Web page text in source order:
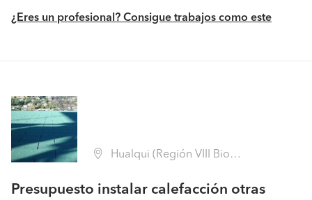
¿Eres un profesional? Consigue trabajos como este
Hualqui (Región VIII Biobío - Concepción)
Presupuesto instalar calefacción otras